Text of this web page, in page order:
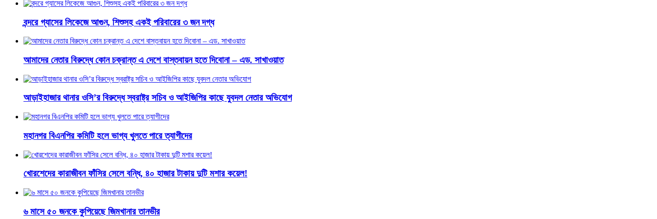
বন্দরে গ্যাসের লিকেজে আগুন, শিশুসহ একই পরিবারের ৩ জন দগ্ধ
আমাদের নেতার বিরুদ্ধে কোন চক্রান্ত এ দেশে বাস্তবায়ন হতে দিবোনা – এড. সাখাওয়াত
আড়াইহাজার থানার ওসি’র বিরুদ্ধে স্বরাষ্ট্র সচিব ও আইজিপির কাছে যুবদল নেতার অভিযোগ
মহানগর বিএনপির কমিটি হলে ভাগ্য খুলতে পারে ত্যাগীদের
খোরশেদের কারাজীবন ফাঁসির সেলে বন্ধি, ৪০ হাজার টাকায় দুটি মশার কয়েল!
৬ মাসে ৫০ জনকে কুপিয়েছে জিমখানার তানভীর